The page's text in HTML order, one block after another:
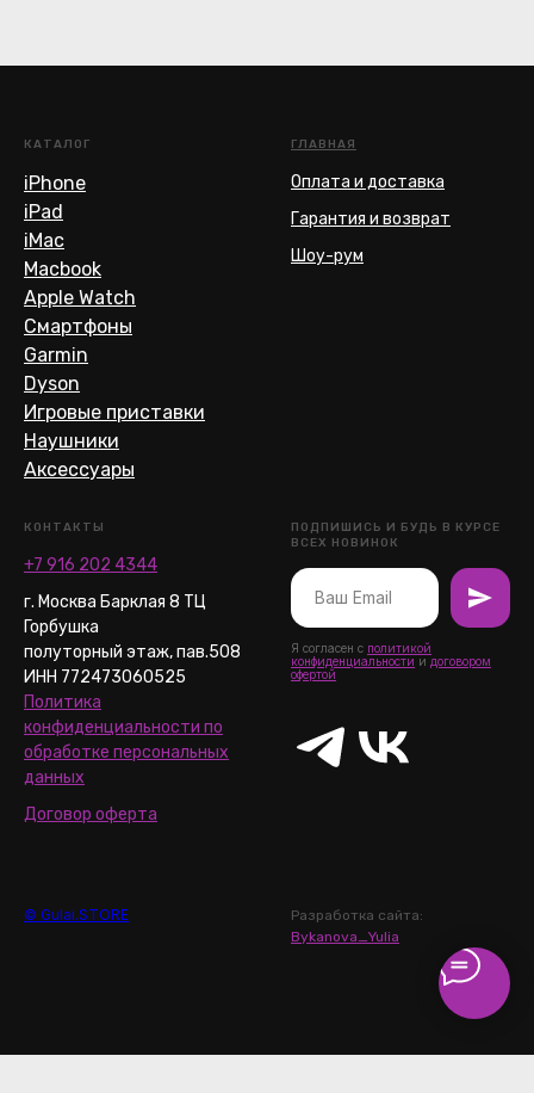
КАТАЛОГ
iPhone
iPad
iMac
Macbook
Apple Watch
Смартфоны
Garmin
Dyson
Игровые приставки
Наушники
Аксессуары
ГЛАВНАЯ
Оплата и доставка
Гарантия и возврат
Шоу-рум
КОНТАКТЫ
+7 916 202 4344
г. Москва Барклая 8 ТЦ
Горбушка
полуторный этаж, пав.508
ИНН 772473060525
Политика
конфиденциальности по
обработке персональных
данных
Договор оферта
ПОДПИШИСЬ И БУДЬ В КУРСЕ
ВСЕХ НОВИНОК
Я согласен с политикой
конфиденциальности и договором
офертой
© Gulai.STORE
Разработка сайта:
Bykanova_Yulia